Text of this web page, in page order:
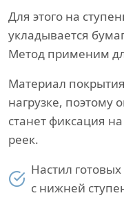
Для этого на
укладывается
Метод применим
Материал
нагрузке,
станет фиксация
реек.
Настил
с нижней